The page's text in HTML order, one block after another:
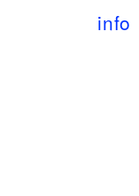
info